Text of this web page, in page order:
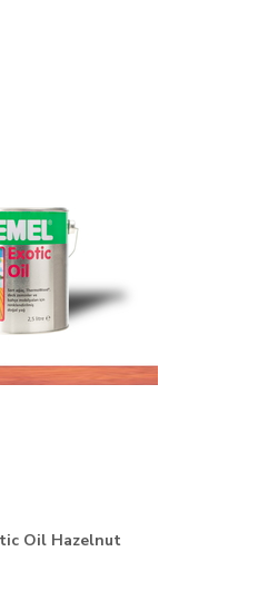
Oil Hazelnut